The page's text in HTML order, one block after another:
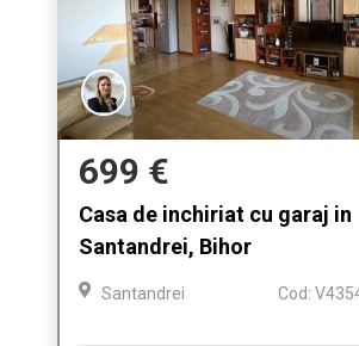
699 €
Casa de inchiriat cu garaj in
Santandrei, Bihor
Santandrei Cod: